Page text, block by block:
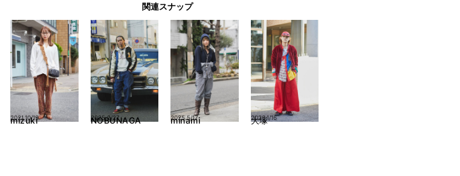
関連スナップ
mizuki
2021.10/19 NOBUNAGA
2025.2/27 minami
2025.5/17 大塚
2023.1/16